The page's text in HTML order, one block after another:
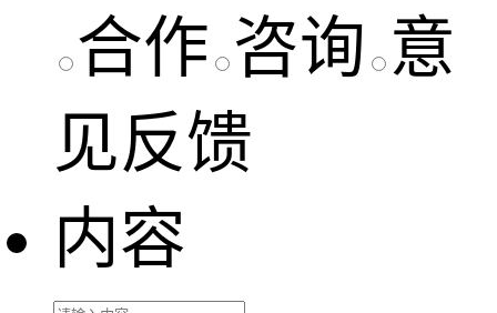
合作 咨询 意
见反馈
内容